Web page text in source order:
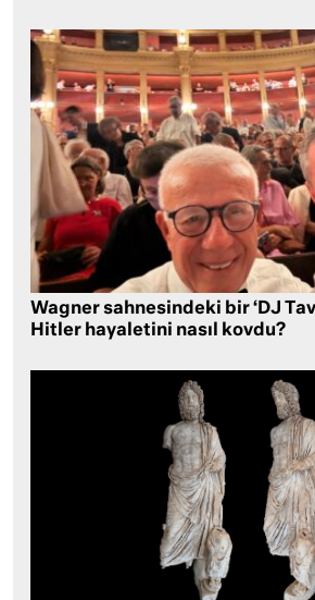
Wagner sahnesindeki bir ‘DJ
Hitler hayaletini nasıl kovdu?